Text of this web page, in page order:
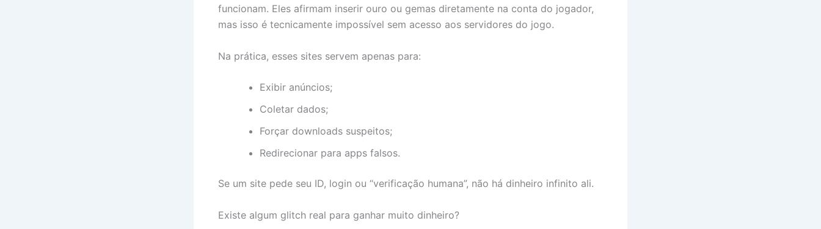
funcionam. Eles afirmam inserir ouro ou gemas diretamente na conta do jogador,
mas isso é tecnicamente impossível sem acesso aos servidores do jogo.
Na prática, esses sites servem apenas para:
Exibir anúncios;
Coletar dados;
Forçar downloads suspeitos;
Redirecionar para apps falsos.
Se um site pede seu ID, login ou “verificação humana”, não há dinheiro infinito ali.
Existe algum glitch real para ganhar muito dinheiro?